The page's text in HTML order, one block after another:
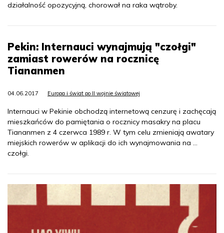
działalność opozycyjną, chorował na raka wątroby.
Pekin: Internauci wynajmują "czołgi"
zamiast rowerów na rocznicę
Tiananmen
04.06.2017 Europa i świat po II wojnie światowej
Internauci w Pekinie obchodzą internetową cenzurę i zachęcają
mieszkańców do pamiętania o rocznicy masakry na placu
Tiananmen z 4 czerwca 1989 r. W tym celu zmieniają awatary
miejskich rowerów w aplikacji do ich wynajmowania na ...
czołgi.